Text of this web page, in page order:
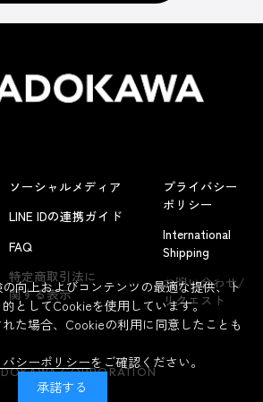
よくあるお問い合わせ
ソーシャルメディア
LINE IDの連携ガイド
FAQ
特定商取引法に
関する表示
プライバシー
ポリシー
International
Shipping
お問い合わせ/
リクエスト
CORPORATION
向上およびコンテンツの最適な提供、ト
としてCookieを使用しています。
た場合、Cookieの利用に同意したことも
バシーポリシーをご確認ください。
承諾する